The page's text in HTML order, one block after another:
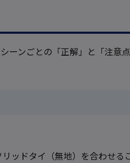
ーンごとの「正解」と「注意
ッドタイ（無地）を合わせる